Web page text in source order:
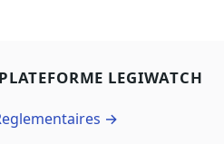
LEGIWATCH
→